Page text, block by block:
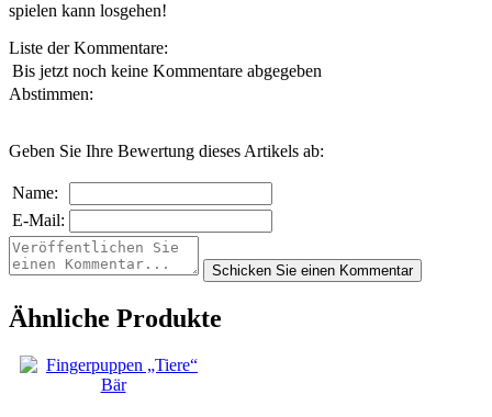
spielen kann losgehen!
Liste der Kommentare:
Bis jetzt noch keine Kommentare abgegeben
Abstimmen:
Geben Sie Ihre Bewertung dieses Artikels ab:
Name:
E-Mail:
Ähnliche Produkte